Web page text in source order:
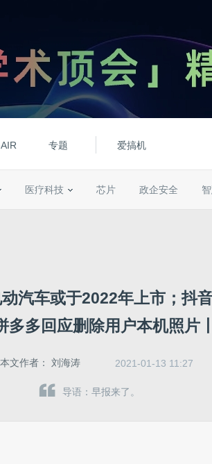
专题 爱搞机
医疗科技 芯片 政企安全
汽车或于2022年上市；​抖
多多回应删除用户本机照片
本文作者： 刘海涛 2021-01-13 11:27
导语：早报来了。